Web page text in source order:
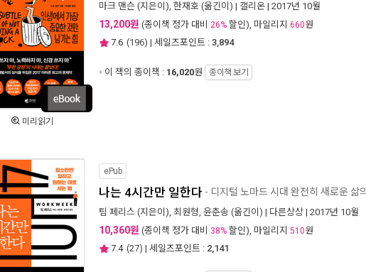
미리읽기
마크 맨슨 (지은이), 한재호 (옮긴이) | 갤리온 | 2017년 10월
13,200원 (종이책 정가 대비 26% 할인), 마일리지 660원
7.6 (196) | 세일즈포인트 : 3,894
이 책의 종이책 : 16,020원 종이책 보기
ePub
나는 4시간만 일한다 - 디지털 노마드 시대 완전히 새로운 삶
팀 페리스 (지은이), 최원형, 윤춘송 (옮긴이) | 다른상상 | 2017년 10월
10,360원 (종이책 정가 대비 38% 할인), 마일리지 510원
7.4 (27) | 세일즈포인트 : 2,141